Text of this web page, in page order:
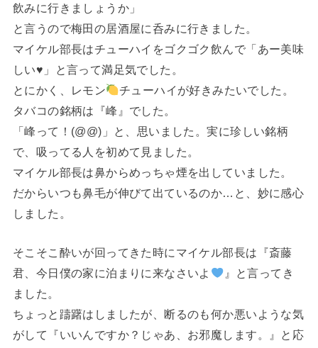
飲みに行きましょうか」
と言うので梅田の居酒屋に呑みに行きました。
マイケル部長はチューハイをゴクゴク飲んで「あー美味
しい♥️」と言って満足気でした。
とにかく、レモン
チューハイが好きみたいでした。
タバコの銘柄は『峰』でした。
「峰って！(@@)」と、思いました。実に珍しい銘柄
で、吸ってる人を初めて見ました。
マイケル部長は鼻からめっちゃ煙を出していました。
だからいつも鼻毛が伸びて出ているのか…と、妙に感心
しました。
そこそこ酔いが回ってきた時にマイケル部長は『斎藤
君、今日僕の家に泊まりに来なさいよ
』と言ってき
ました。
ちょっと躊躇はしましたが、断るのも何か悪いような気
がして『いいんですか？じゃあ、お邪魔します。』と応